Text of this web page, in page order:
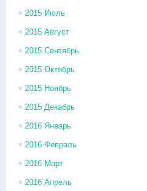
2015 Июль
2015 Август
2015 Сентябрь
2015 Октябрь
2015 Ноябрь
2015 Декабрь
2016 Январь
2016 Февраль
2016 Март
2016 Апрель